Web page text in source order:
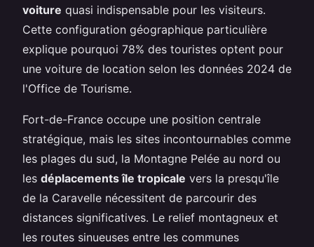
voiture quasi indispensable pour les visiteurs.
Cette configuration géographique particulière
explique pourquoi 78% des touristes optent pour
une voiture de location selon les données 2024 de
l'Office de Tourisme.
Fort-de-France occupe une position centrale
stratégique, mais les sites incontournables comme
les plages du sud, la Montagne Pelée au nord ou
les déplacements île tropicale vers la presqu'île
de la Caravelle nécessitent de parcourir des
distances significatives. Le relief montagneux et
les routes sinueuses entre les communes